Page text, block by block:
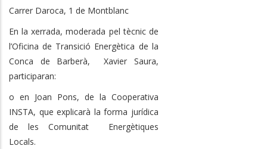
Carrer Daroca, 1 de Montblanc
En la xerrada, moderada pel tècnic de
l’Oficina de Transició Energètica de la
Conca de Barberà, Xavier Saura,
participaran:
o en Joan Pons, de la Cooperativa
INSTA, que explicarà la forma jurídica
de les Comunitat Energètiques
Locals.